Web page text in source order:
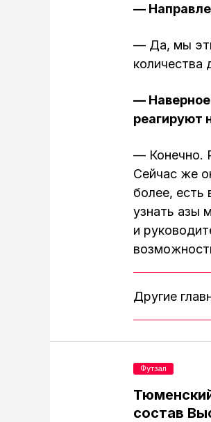
—
— Да, мы
количества
—
реагируют
— Конечно.
Сейчас же
более, есть
узнать азы
и
Другие
состав
Футзал